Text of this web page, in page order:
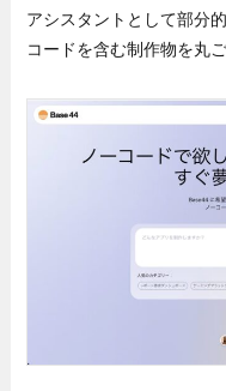
アシスタントとして部分
コードを含む制作物を丸